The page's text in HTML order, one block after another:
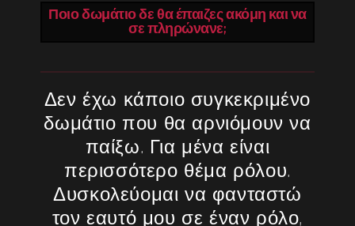
Ποιο δωμάτιο δε θα έπαιζες ακόμη και να
σε πληρώνανε;
Δεν έχω κάποιο συγκεκριμένο
δωμάτιο που θα αρνιόμουν να
παίξω. Για μένα είναι
περισσότερο θέμα ρόλου.
Δυσκολεύομαι να φανταστώ
τον εαυτό μου σε έναν ρόλο,